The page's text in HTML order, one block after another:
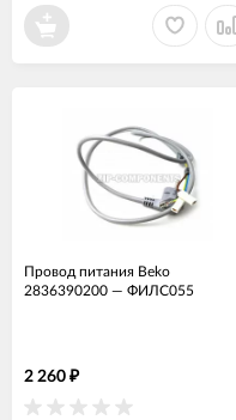
Провод питания Beko
2836390200 — ФИЛС055
2 260 ₽